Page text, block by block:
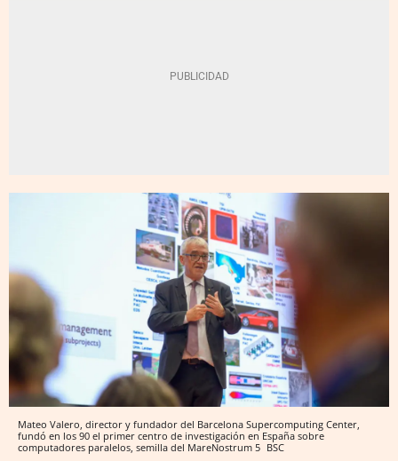
Mateo Valero, director y fundador del Barcelona Supercomputing Center,
fundó en los 90 el primer centro de investigación en España sobre
computadores paralelos, semilla del MareNostrum 5 BSC